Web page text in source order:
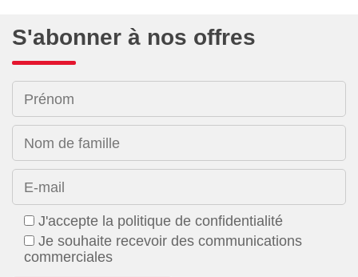
S'abonner à nos offres
Prénom
Nom de famille
E-mail
J'accepte la politique de confidentialité
Je souhaite recevoir des communications
commerciales